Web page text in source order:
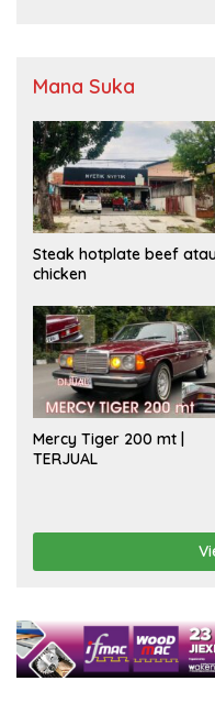
Mana Suka
Steak hotplate beef
chicken
Mercy Tiger 200 mt |
TERJUAL